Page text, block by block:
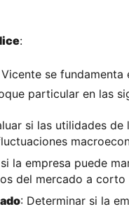
:
se fundamenta
particular en las
si las utilidades
la empresa puede
del mercado a corto
: Determinar si la